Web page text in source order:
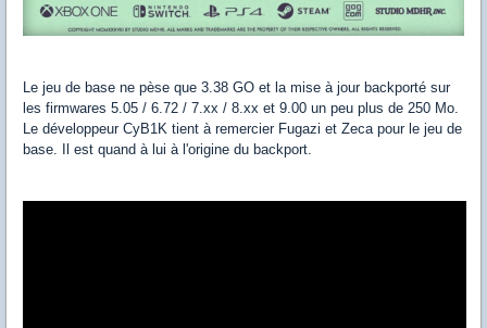
Le jeu de base ne pèse que 3.38 GO et la mise à jour backporté sur
les firmwares 5.05 / 6.72 / 7.xx / 8.xx et 9.00 un peu plus de 250 Mo.
Le développeur CyB1K tient à remercier Fugazi et Zeca pour le jeu de
base. Il est quand à lui à l'origine du backport.